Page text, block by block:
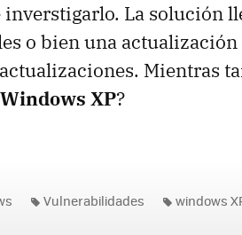
La solución
o bien una
Mientras
XP?
Vulnerabilidades windows